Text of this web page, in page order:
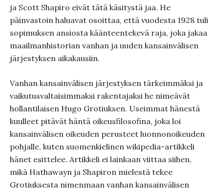
ja Scott Shapiro eivät tätä käsitystä jaa. He
päinvastoin haluavat osoittaa, että vuodesta 1928 tuli
sopimuksen ansiosta käänteentekevä raja, joka jakaa
maailmanhistorian vanhan ja uuden kansainvälisen
järjestyksen aikakausiin.
Vanhan kansainvälisen järjestyksen tärkeimmäksi ja
vaikutusvaltaisimmaksi rakentajaksi he nimeävät
hollantilaisen Hugo Grotiuksen. Useimmat hänestä
kuulleet pitävät häntä oikeusfilosofina, joka loi
kansainvälisen oikeuden perusteet luonnonoikeuden
pohjalle, kuten suomenkielinen wikipedia-artikkeli
hänet esittelee. Artikkeli ei lainkaan viittaa siihen,
mikä Hathawayn ja Shapiron mielestä tekee
Grotiuksesta nimenmaan vanhan kansainvälisen